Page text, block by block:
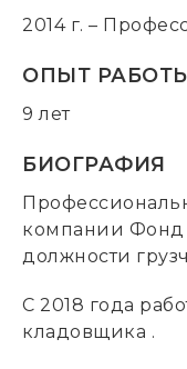
2014 г. –
ОПЫТ
9 лет
БИОГРАФИЯ
компании Фонд
должности
С 2018 года
кладовщика .